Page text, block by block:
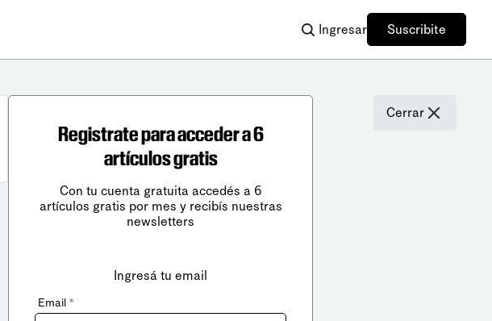
Ingresar Suscribite
Cerrar
Registrate para acceder a 6
artículos gratis
Con tu cuenta gratuita accedés a 6
artículos gratis por mes y recibís nuestras
newsletters
Ingresá tu email
Email *